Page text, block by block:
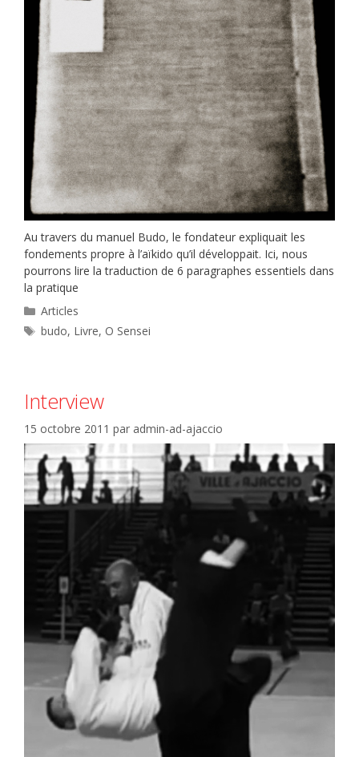
Au travers du manuel Budo, le fondateur expliquait les
fondements propre à l’aïkido qu’il développait. Ici, nous
pourrons lire la traduction de 6 paragraphes essentiels dans
la pratique
Catégories
Articles
Étiquettes
budo, Livre,O Sensei
Interview
15 octobre 2011 par admin-ad-ajaccio